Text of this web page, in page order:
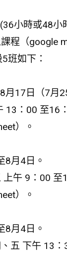
小時或48小
程（google
班如下：
17日（7月
13：00 至16
）。
8月4日。
午 9：00 至
）。
8月4日。
五 下午 13：